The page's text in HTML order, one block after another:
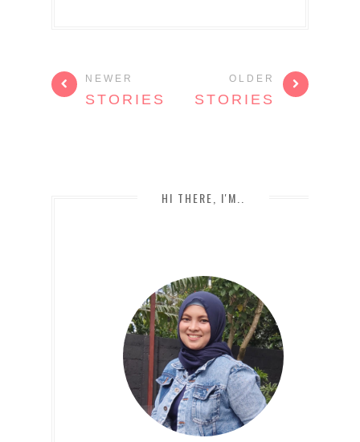
NEWER
STORIES
OLDER
STORIES
HI THERE, I'M..